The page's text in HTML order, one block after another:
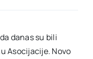
danas su bili
Asocijacije. Novo